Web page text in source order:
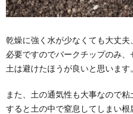
乾燥に強く水が少なくても大丈
必要ですのでバークチップのみ
土は避けたほうが良いと思います。
また、土の通気性も大事なので
すると土の中で窒息してしまい根